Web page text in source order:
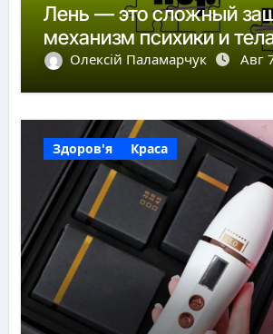
Лень — это сложный
механизм психики и
Олексій Паламарчук Авг
Здоров'я Краса